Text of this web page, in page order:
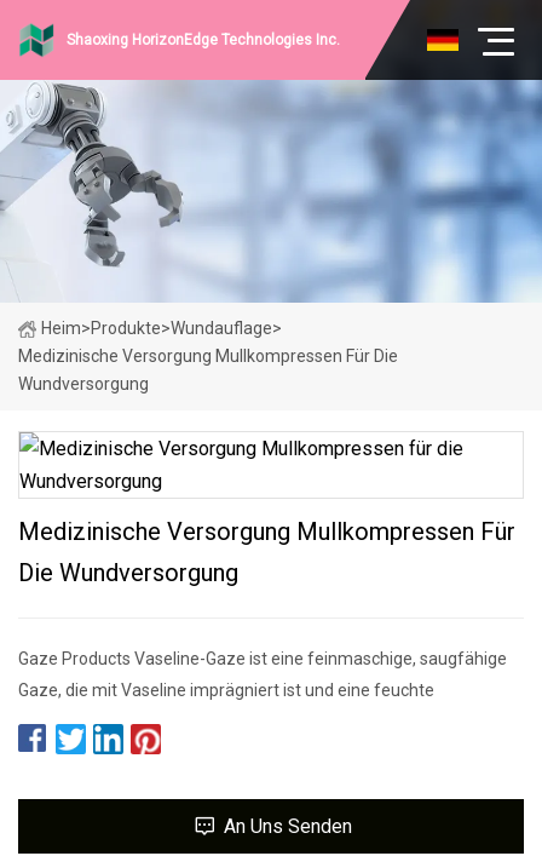
Shaoxing HorizonEdge Technologies Inc.
Heim>Produkte>Wundauflage>
Medizinische Versorgung Mullkompressen Für Die
Wundversorgung
Medizinische Versorgung Mullkompressen Für
Die Wundversorgung
Gaze Products Vaseline-Gaze ​​ist eine feinmaschige, saugfähige
Gaze, die mit Vaseline imprägniert ist und eine feuchte
An Uns Senden